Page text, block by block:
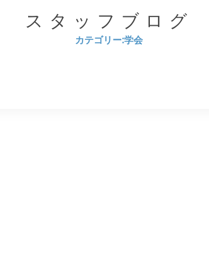
スタッフブログ
カテゴリー:学会